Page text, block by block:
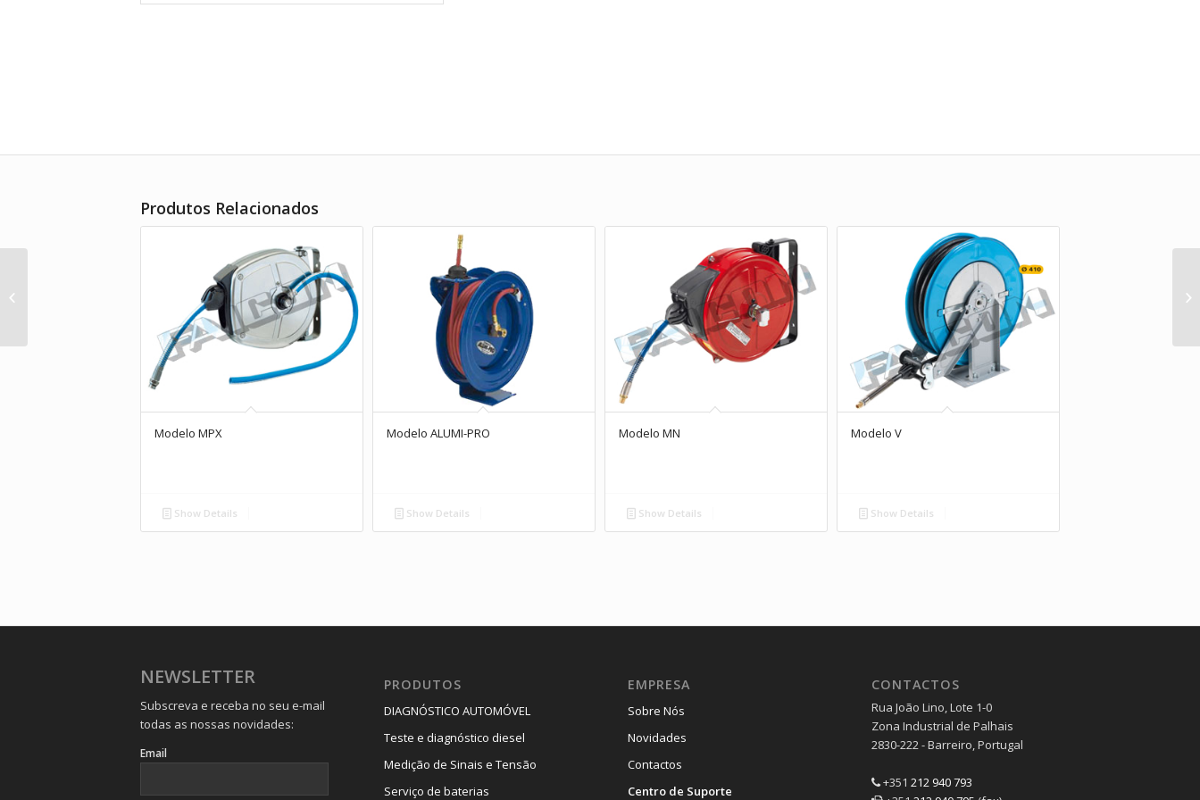
Produtos Relacionados
Modelo MPX
Show Details
Modelo ALUMI-PRO
Show Details
Modelo MN
Show Details
Modelo V
Show Details
NEWSLETTER
Subscreva e receba no seu e-mail
todas as nossas novidades:
Email
PRODUTOS
DIAGNÓSTICO AUTOMÓVEL
Teste e diagnóstico diesel
Medição de Sinais e Tensão
Serviço de baterias
EMPRESA
Sobre Nós
Novidades
Contactos
Centro de Suporte
CONTACTOS
Rua João Lino, Lote 1-0
Zona Industrial de Palhais
2830-222 - Barreiro, Portugal
+351 212 940 793